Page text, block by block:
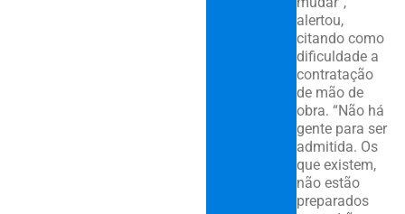
alertou,
citando como
dificuldade a
contratação
de mão de
obra. “Não há
gente para ser
admitida. Os
que existem,
não estão
preparados